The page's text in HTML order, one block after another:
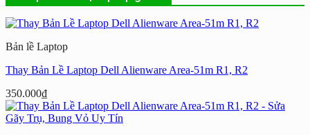
Bản lề Laptop
Thay Bản Lề Laptop Dell Alienware Area-51m R1, R2
350.000₫